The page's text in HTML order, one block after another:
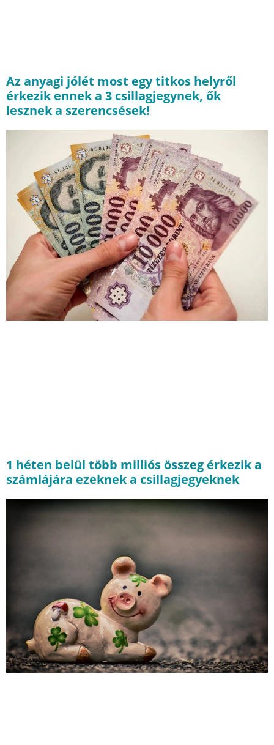
Az anyagi jólét most egy titkos helyről
érkezik ennek a 3 csillagjegynek, ők
lesznek a szerencsések!
1 héten belül több milliós összeg érkezik a
számlájára ezeknek a csillagjegyeknek